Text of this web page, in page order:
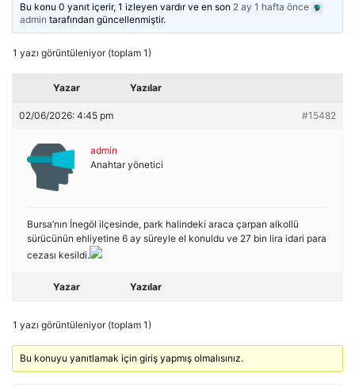
Bu konu 0 yanıt içerir, 1 izleyen vardır ve en son 2 ay 1 hafta önce
admin tarafından güncellenmiştir.
1 yazı görüntüleniyor (toplam 1)
Yazar Yazılar
02/06/2026: 4:45 pm #15482
admin
Anahtar yönetici
Bursa’nın İnegöl ilçesinde, park halindeki araca çarpan alkollü
sürücünün ehliyetine 6 ay süreyle el konuldu ve 27 bin lira idari para
cezası kesildi.
Yazar Yazılar
1 yazı görüntüleniyor (toplam 1)
Bu konuyu yanıtlamak için giriş yapmış olmalısınız.